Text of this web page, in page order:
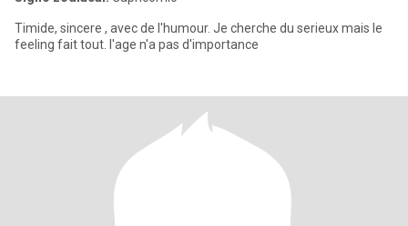
Timide, sincere , avec de l'humour. Je cherche du serieux mais le
feeling fait tout. l'age n'a pas d'importance